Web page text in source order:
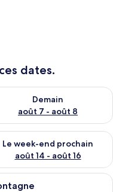
dates.
6 - août 7
Demain
août 7 - août 8
la disponibilité pour
août 7 - août 9
Le week-end prochain
août 14 - août 16
la disponibilité pour
d’hôtel dotée d’une